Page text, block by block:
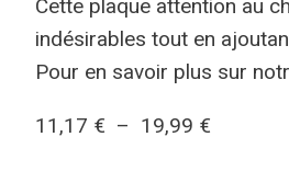
Cette plaque attention au
indésirables tout en
Pour en savoir plus sur
11,17 € – 19,99 €